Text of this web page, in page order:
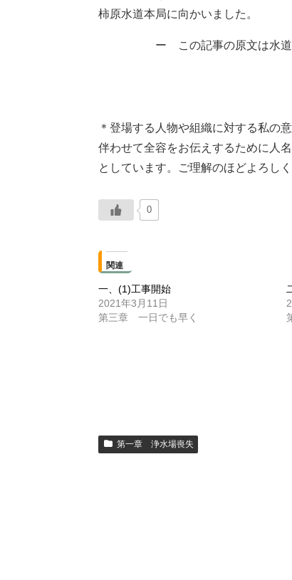
柿原水道本局に向かいました。
ー この記事の原文は水
＊登場する人物や組織に対する私の
伴わせて全容をお伝えするために人
としています。ご理解のほどよろし
0
関連
一、(1)工事開始
2021年3月11日
第三章 一日でも早く
第一章 浄水場喪失